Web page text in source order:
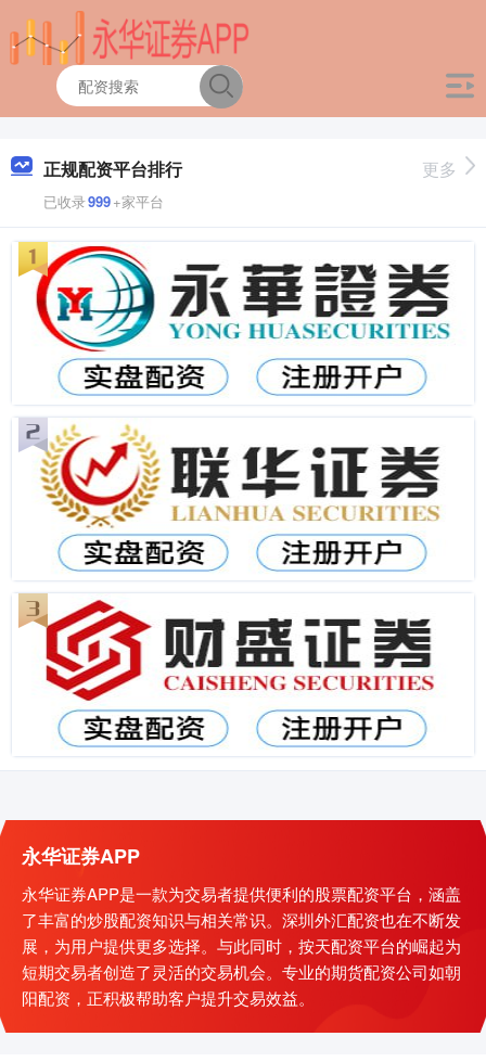
正规配资平台排行
已收录999+家平台
更多
永华证券APP
永华证券APP是一款为交易者提供便利的股票配资平台，涵盖
了丰富的炒股配资知识与相关常识。深圳外汇配资也在不断发
展，为用户提供更多选择。与此同时，按天配资平台的崛起为
短期交易者创造了灵活的交易机会。专业的期货配资公司如朝
阳配资，正积极帮助客户提升交易效益。